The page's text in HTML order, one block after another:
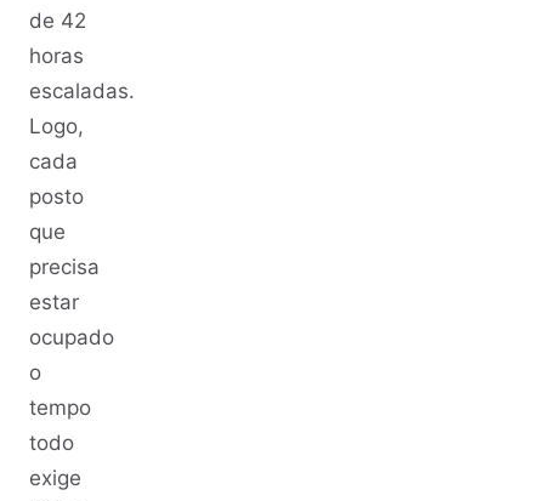
de 42
horas
escaladas.
Logo,
cada
posto
que
precisa
estar
ocupado
o
tempo
todo
exige